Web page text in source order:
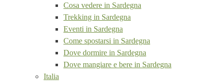
Cosa vedere in Sardegna
Trekking in Sardegna
Eventi in Sardegna
Come spostarsi in Sardegna
Dove dormire in Sardegna
Dove mangiare e bere in Sardegna
Italia